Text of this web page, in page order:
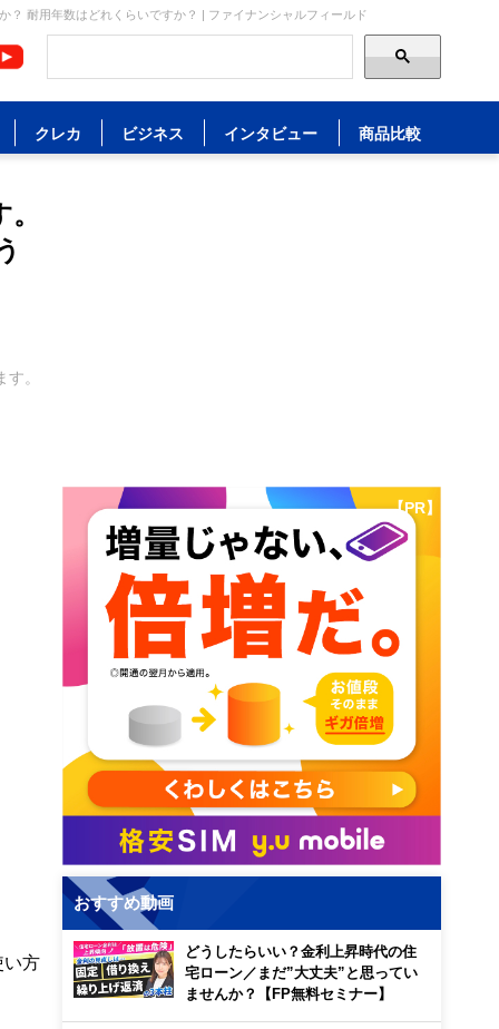
？ 耐用年数はどれくらいですか？ | ファイナンシャルフィールド
クレカ ビジネス インタビュー 商品比較
す。
い方
【PR】
おすすめ動画
どうしたらいい？金利上昇時代の住
宅ローン／まだ”大丈夫”と思ってい
ませんか？【FP無料セミナー】